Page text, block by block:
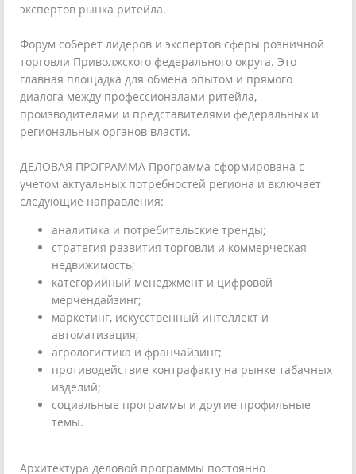
экспертов рынка ритейла.
Форум соберет лидеров и экспертов сферы розничной
торговли Приволжского федерального округа. Это
главная площадка для обмена опытом и прямого
диалога между профессионалами ритейла,
производителями и представителями федеральных и
региональных органов власти.
ДЕЛОВАЯ ПРОГРАММА Программа сформирована с
учетом актуальных потребностей региона и включает
следующие направления:
аналитика и потребительские тренды;
стратегия развития торговли и коммерческая
недвижимость;
категорийный менеджмент и цифровой
мерчендайзинг;
маркетинг, искусственный интеллект и
автоматизация;
агрологистика и франчайзинг;
противодействие контрафакту на рынке табачных
изделий;
социальные программы и другие профильные
темы.
Архитектура деловой программы постоянно